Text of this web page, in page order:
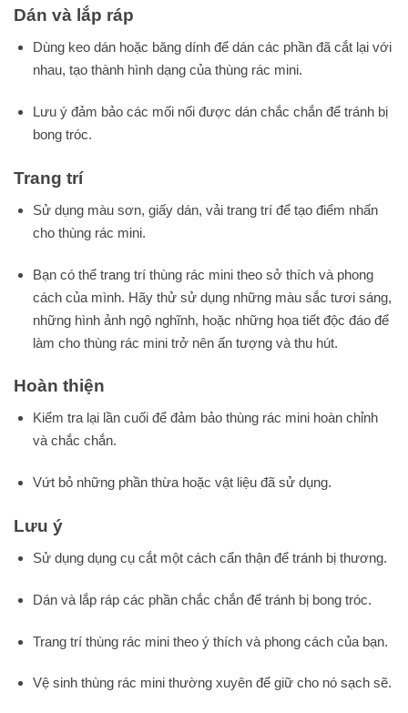
Dán và lắp ráp
Dùng keo dán hoặc băng dính để dán các phần đã cắt lại với
nhau, tạo thành hình dạng của thùng rác mini.
Lưu ý đảm bảo các mối nối được dán chắc chắn để tránh bị
bong tróc.
Trang trí
Sử dụng màu sơn, giấy dán, vải trang trí để tạo điểm nhấn
cho thùng rác mini.
Bạn có thể trang trí thùng rác mini theo sở thích và phong
cách của mình. Hãy thử sử dụng những màu sắc tươi sáng,
những hình ảnh ngộ nghĩnh, hoặc những họa tiết độc đáo để
làm cho thùng rác mini trở nên ấn tượng và thu hút.
Hoàn thiện
Kiểm tra lại lần cuối để đảm bảo thùng rác mini hoàn chỉnh
và chắc chắn.
Vứt bỏ những phần thừa hoặc vật liệu đã sử dụng.
Lưu ý
Sử dụng dụng cụ cắt một cách cẩn thận để tránh bị thương.
Dán và lắp ráp các phần chắc chắn để tránh bị bong tróc.
Trang trí thùng rác mini theo ý thích và phong cách của bạn.
Vệ sinh thùng rác mini thường xuyên để giữ cho nó sạch sẽ.